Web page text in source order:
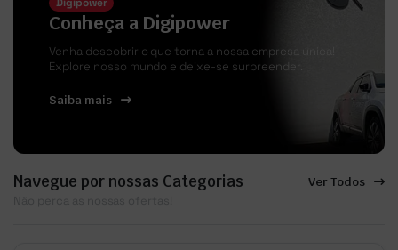
Conheça a Digipower
Venha descobrir o que torna a nossa empresa única!
Explore nosso mundo e deixe-se surpreender.
Saiba mais
Navegue por nossas Categorias Ver Todos